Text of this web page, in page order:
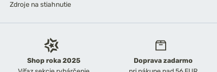
Shop roka 2025
Doprava zadarmo
Zdroje na stiahnutie